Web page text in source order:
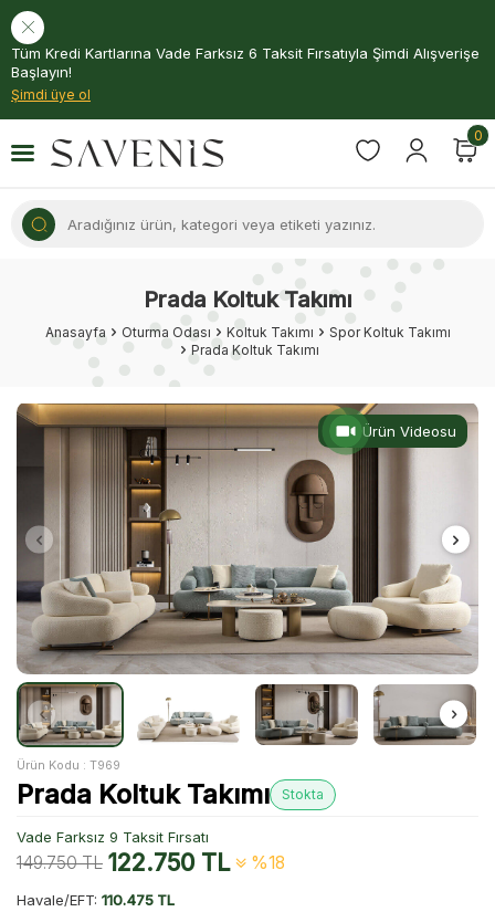
Tüm Kredi Kartlarına Vade Farksız 6 Taksit Fırsatıyla Şimdi Alışverişe
Başlayın!
Şimdi üye ol
0
Prada Koltuk Takımı
Anasayfa Oturma Odası Koltuk Takımı
Spor Koltuk Takımı
Prada Koltuk Takımı
Ürün Videosu
Ürün Kodu : T969
Prada Koltuk Takımı Stokta
Vade Farksız 9 Taksit Fırsatı
149.750TL 122.750TL %18
Havale/EFT: 110.475 TL